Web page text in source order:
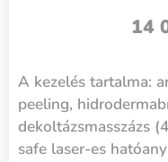
14
A kezelés tartalma:
peeling,
dekoltázsmasszázs
safe laser-es